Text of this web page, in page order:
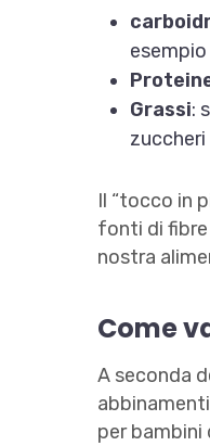
Grassi:
Il “tocco in
fonti di fibre
nostra
Come
A seconda
per bambini